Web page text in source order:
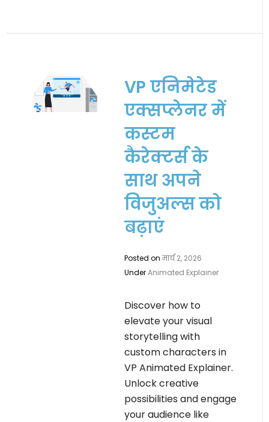
VP एनिमेटेड
एक्सप्लेनर में
कस्टम
कैरेक्टर्स के
साथ अपने
विजुअल्स को
बढ़ाएं
Posted onमार्च 2, 2026
UnderAnimated Explainer
Discover how to
elevate your visual
storytelling with
custom characters in
VP Animated Explainer.
Unlock creative
possibilities and engage
your audience like